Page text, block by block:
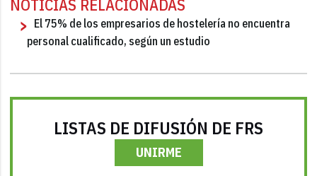
NOTICIAS RELACIONADAS
El 75% de los empresarios de hostelería no encuentra
personal cualificado, según un estudio
LISTAS DE DIFUSIÓN DE FRS
UNIRME